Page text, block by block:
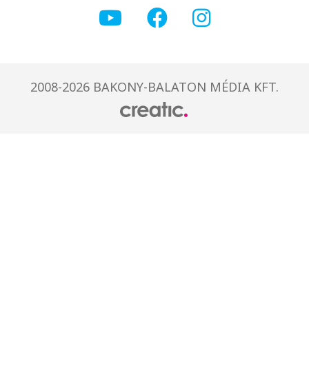
2008-2026 BAKONY-BALATON MÉDIA KFT.